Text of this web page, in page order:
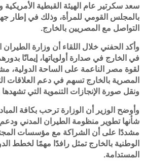
سعد سكرتير عام الهيئة القبطية
بالمجلس القومي للمرأة، وذلك في إطار
التواصل مع المصريين بالخارج.
وأكد الحفني خلال اللقاء أن وزارة
في الخارج في صدارة أولوياتها، إيمانًا
لقوة مصر الناعمة على الساحة الدولية،
المصرية بالخارج تسهم في دعم العلاقات
ونقل صورة الإنجازات التنموية التي
وأوضح الوزير أن الوزارة ترحب بكافة
شأنها تطوير منظومة الطيران المدني ودعم
مشددًا على أن الشراكة مع مؤسسات
الوطنية بالخارج تمثل رافدًا مهمًا لخطط
المستدامة.